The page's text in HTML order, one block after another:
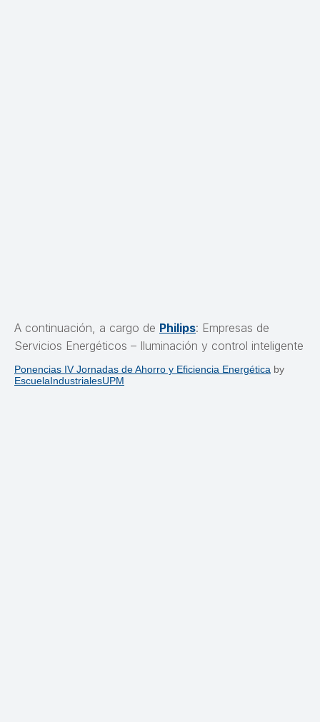
A continuación, a cargo de Philips: Empresas de
Servicios Energéticos – Iluminación y control inteligente
Ponencias IV Jornadas de Ahorro y Eficiencia Energética by
EscuelaIndustrialesUPM